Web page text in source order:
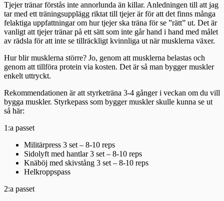
Tjejer tränar förstås inte annorlunda än killar. Anledningen till att jag
tar med ett träningsupplägg riktat till tjejer är för att det finns många
felaktiga uppfattningar om hur tjejer ska träna för se ”rätt” ut. Det är
vanligt att tjejer tränar på ett sätt som inte går hand i hand med målet
av rädsla för att inte se tillräckligt kvinnliga ut när musklerna växer.
Hur blir musklerna större? Jo, genom att musklerna belastas och
genom att tillföra protein via kosten. Det är så man bygger muskler
enkelt uttryckt.
Rekommendationen är att styrketräna 3-4 gånger i veckan om du vill
bygga muskler. Styrkepass som bygger muskler skulle kunna se ut
så här:
1:a passet
Militärpress 3 set – 8-10 reps
Sidolyft med hantlar 3 set – 8-10 reps
Knäböj med skivstång 3 set – 8-10 reps
Helkroppspass
2:a passet